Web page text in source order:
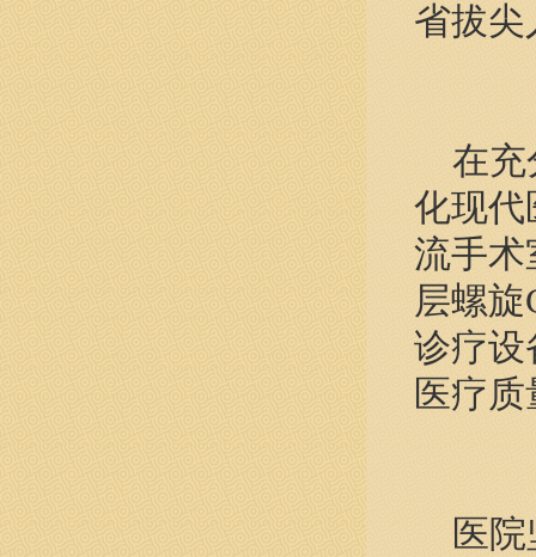
省拔尖
在充
化现代
流手术
层螺
诊疗设
医疗
医院